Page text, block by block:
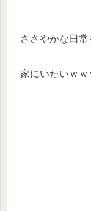
ささやかな日常
家にいたいｗｗ